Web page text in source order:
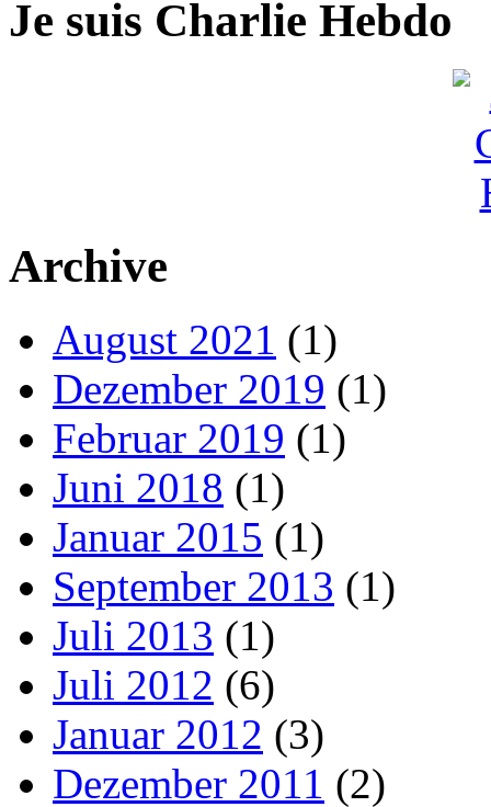
Je suis Charlie Hebdo
Archive
August 2021 (1)
Dezember 2019 (1)
Februar 2019 (1)
Juni 2018 (1)
Januar 2015 (1)
September 2013 (1)
Juli 2013 (1)
Juli 2012 (6)
Januar 2012 (3)
Dezember 2011 (2)